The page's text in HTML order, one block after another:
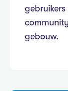
gebouw.